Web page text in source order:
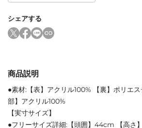
シェアする
商品説明
●素材:【表】アクリル100% 【裏】ポリエ
部】アクリル100%
【実寸サイズ】
●フリーサイズ詳細:【頭囲】44cm 【高さ